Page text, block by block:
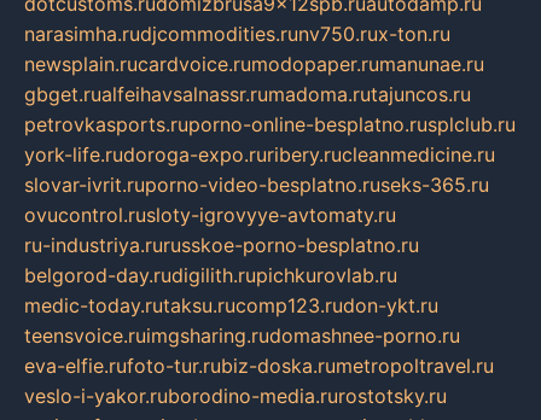
narasimha.rudjcommodities.runv750.rux-ton.ru
newsplain.rucardvoice.rumodopaper.rumanunae.ru
gbget.rualfeihavsalnassr.rumadoma.rutajuncos.ru
petrovkasports.ruporno-online-besplatno.rusplclub.ru
york-life.rudoroga-expo.ruribery.rucleanmedicine.ru
slovar-ivrit.ruporno-video-besplatno.ruseks-365.ru
ovucontrol.rusloty-igrovyye-avtomaty.ru
ru-industriya.rurusskoe-porno-besplatno.ru
belgorod-day.rudigilith.rupichkurovlab.ru
medic-today.rutaksu.rucomp123.rudon-ykt.ru
teensvoice.ruimgsharing.rudomashnee-porno.ru
eva-elfie.rufoto-tur.rubiz-doska.rumetropoltravel.ru
veslo-i-yakor.ruborodino-media.rurostotsky.ru